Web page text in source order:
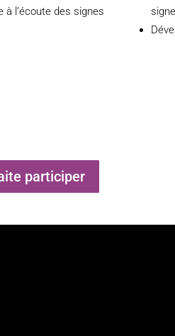
à l’écoute des signes
participer